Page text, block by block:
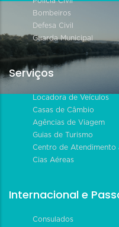
Bombeiros
Defesa Civil
Guarda Municipal
Serviços
Locadora de Veículos
Casas de Câmbio
Agências de Viagem
Guias de Turismo
Centro de Atendimento
Cias Aéreas
Internacional e
Consulados